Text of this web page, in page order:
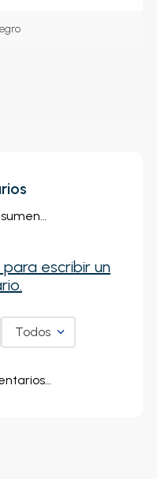
para escribir un
Todos